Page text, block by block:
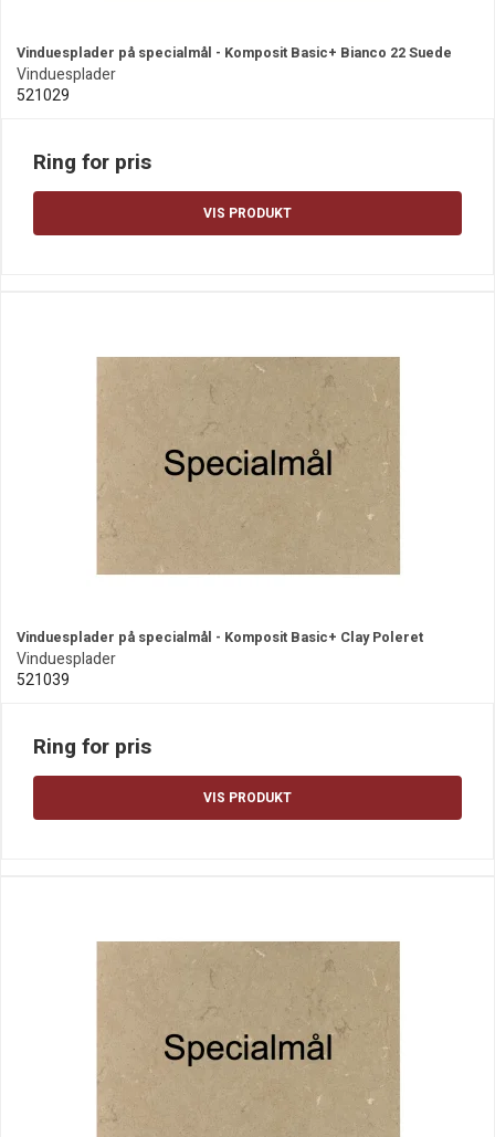
Vinduesplader på specialmål - Komposit Basic+ Bianco 22 Suede
Vinduesplader
521029
Ring for pris
VIS PRODUKT
Vinduesplader på specialmål - Komposit Basic+ Clay Poleret
Vinduesplader
521039
Ring for pris
VIS PRODUKT